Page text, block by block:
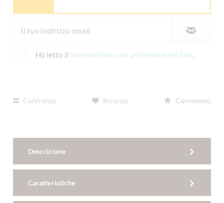
Ho letto il informazioni sulla protezione dei dati.
Confronta Ricorda Commento
Descrizione
Caratteristiche